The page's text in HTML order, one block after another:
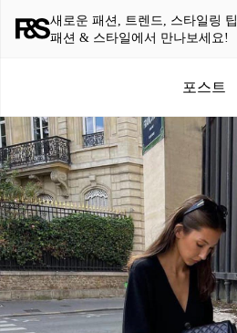
새로운 패션, 트렌드, 스타일링 팁
패션 & 스타일에서 만나보세요!
포스트